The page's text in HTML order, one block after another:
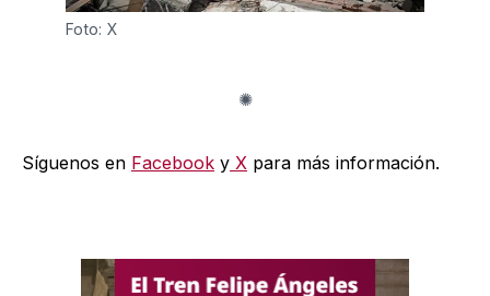
Foto: X
Síguenos en Facebook y X para más información.